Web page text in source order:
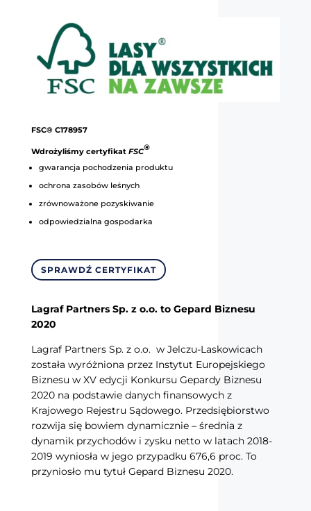
FSC® C178957
Wdrożyliśmy certyfikat FSC®
gwarancja pochodzenia produktu
ochrona zasobów leśnych
zrównoważone pozyskiwanie
odpowiedzialna gospodarka
SPRAWDŹ CERTYFIKAT
Lagraf Partners Sp. z o.o. to Gepard Biznesu
2020
Lagraf Partners Sp. z o.o. w Jelczu-Laskowicach
została wyróżniona przez Instytut Europejskiego
Biznesu w XV edycji Konkursu Gepardy Biznesu
2020 na podstawie danych finansowych z
Krajowego Rejestru Sądowego. Przedsiębiorstwo
rozwija się bowiem dynamicznie – średnia z
dynamik przychodów i zysku netto w latach 2018-
2019 wyniosła w jego przypadku 676,6 proc. To
przyniosło mu tytuł Gepard Biznesu 2020.